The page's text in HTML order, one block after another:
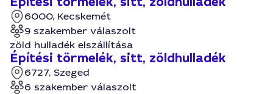
6000, Kecskemét
9 szakember válaszolt
zöld hulladék elszállítása
Építési törmelék, sitt, zöldhulladék
6727, Szeged
6 szakember válaszolt